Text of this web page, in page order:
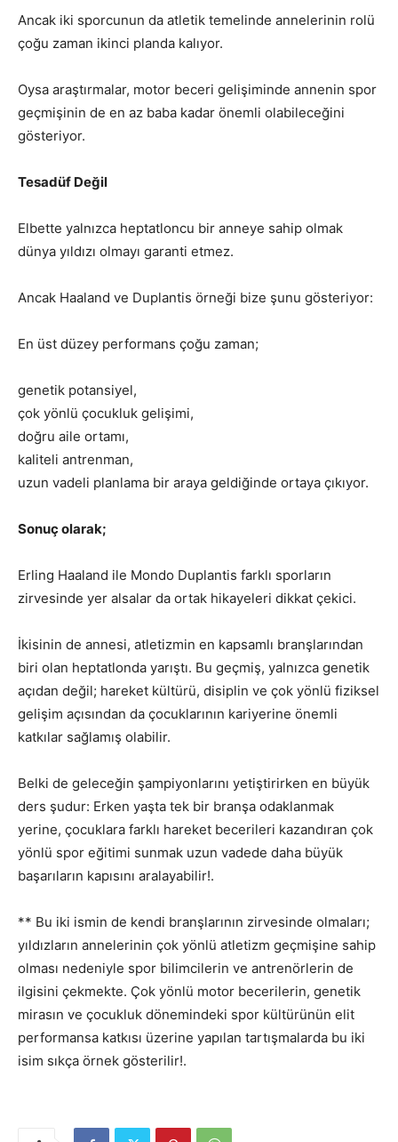
Ancak iki sporcunun da atletik temelinde annelerinin rolü
çoğu zaman ikinci planda kalıyor.
Oysa araştırmalar, motor beceri gelişiminde annenin spor
geçmişinin de en az baba kadar önemli olabileceğini
gösteriyor.
Tesadüf Değil
Elbette yalnızca heptatloncu bir anneye sahip olmak
dünya yıldızı olmayı garanti etmez.
Ancak Haaland ve Duplantis örneği bize şunu gösteriyor:
En üst düzey performans çoğu zaman;
genetik potansiyel,
çok yönlü çocukluk gelişimi,
doğru aile ortamı,
kaliteli antrenman,
uzun vadeli planlama bir araya geldiğinde ortaya çıkıyor.
Sonuç olarak;
Erling Haaland ile Mondo Duplantis farklı sporların
zirvesinde yer alsalar da ortak hikayeleri dikkat çekici.
İkisinin de annesi, atletizmin en kapsamlı branşlarından
biri olan heptatlonda yarıştı. Bu geçmiş, yalnızca genetik
açıdan değil; hareket kültürü, disiplin ve çok yönlü fiziksel
gelişim açısından da çocuklarının kariyerine önemli
katkılar sağlamış olabilir.
Belki de geleceğin şampiyonlarını yetiştirirken en büyük
ders şudur: Erken yaşta tek bir branşa odaklanmak
yerine, çocuklara farklı hareket becerileri kazandıran çok
yönlü spor eğitimi sunmak uzun vadede daha büyük
başarıların kapısını aralayabilir!.
** Bu iki ismin de kendi branşlarının zirvesinde olmaları;
yıldızların annelerinin çok yönlü atletizm geçmişine sahip
olması nedeniyle spor bilimcilerin ve antrenörlerin de
ilgisini çekmekte. Çok yönlü motor becerilerin, genetik
mirasın ve çocukluk dönemindeki spor kültürünün elit
performansa katkısı üzerine yapılan tartışmalarda bu iki
isim sıkça örnek gösterilir!.